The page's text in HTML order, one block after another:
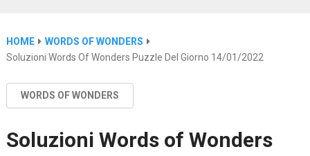
HOME
WORDS OF WONDERS
Soluzioni Words Of Wonders Puzzle Del Giorno 14/01/2022
WORDS OF WONDERS
Soluzioni Words of Wonders